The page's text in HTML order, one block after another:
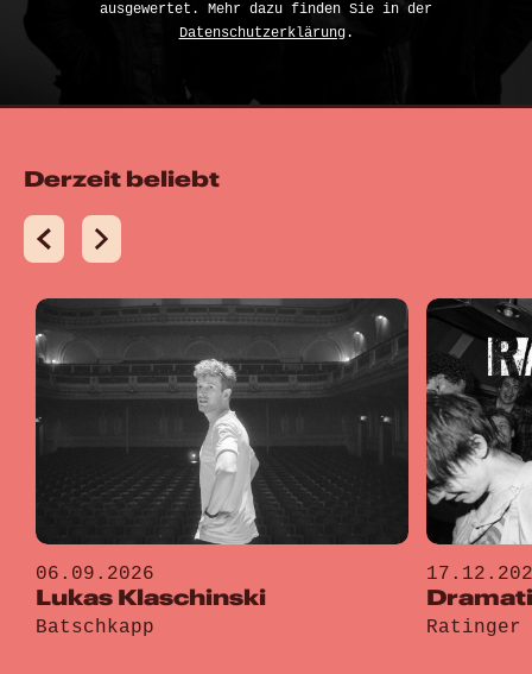
ausgewertet. Mehr dazu finden Sie in der
Datenschutzerklärung.
Derzeit beliebt
06.09.2026
Lukas Klaschinski
Batschkapp
Ratinger